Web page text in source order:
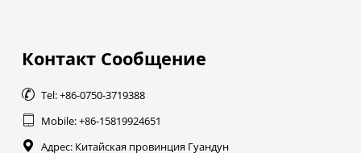
Контакт Сообщение
 Tel: +86-0750-3719388
 Mobile: +86-15819924651
 Адрес: Китайская провинция Гуандун